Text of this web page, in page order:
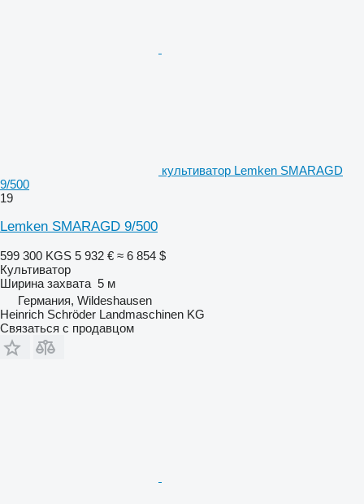
культиватор Lemken SMARAGD
9/500
19
Lemken SMARAGD 9/500
599 300 KGS 5 932 € ≈ 6 854 $
Культиватор
Ширина захвата 5 м
Германия, Wildeshausen
Heinrich Schröder Landmaschinen KG
Связаться с продавцом